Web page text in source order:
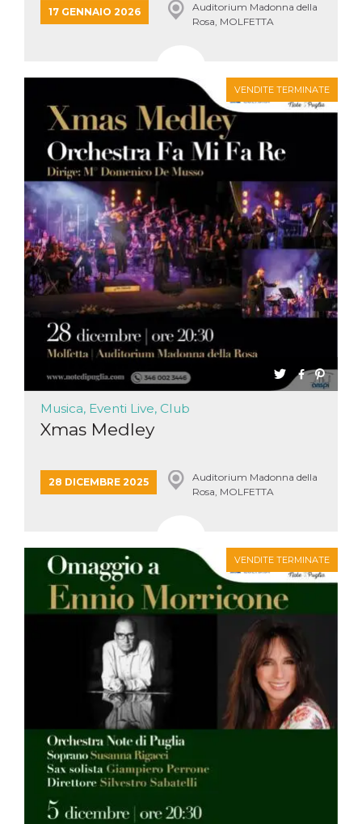
17 GENNAIO 2026
Auditorium Madonna della
Rosa, MOLFETTA
VENDITE TERMINATE
Musica, Eventi Live, Club
Xmas Medley
28 DICEMBRE 2025
Auditorium Madonna della
Rosa, MOLFETTA
VENDITE TERMINATE